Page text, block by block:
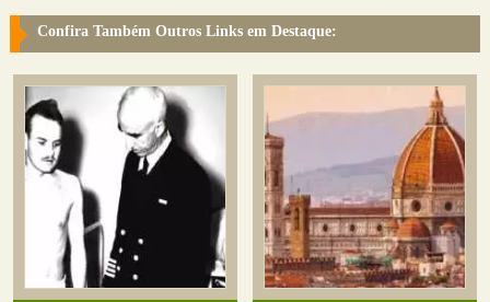
Confira Também Outros Links em Destaque: